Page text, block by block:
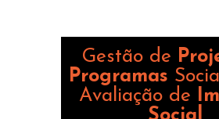
Gestão de
Programas
Avaliação de